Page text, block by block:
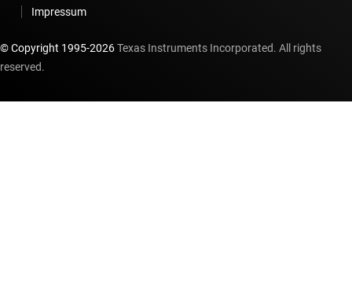
Impressum
© Copyright 1995-2026Texas Instruments Incorporated. All rights
reserved.